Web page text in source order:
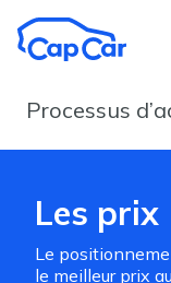
Processus
Les prix
Le
le meilleur prix